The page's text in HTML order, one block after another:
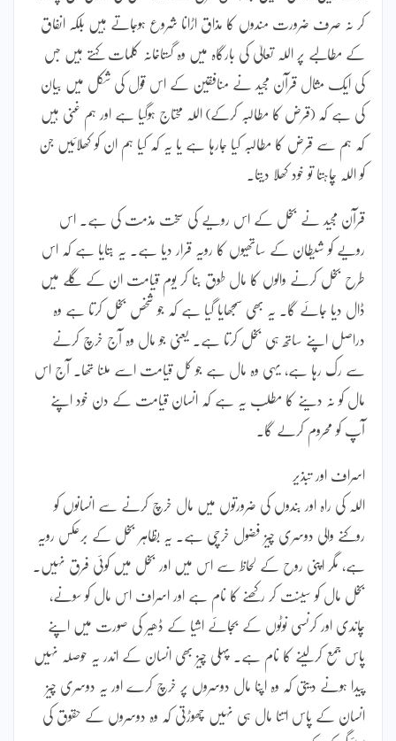
کر نہ صرف ضرورت مندوں کا مذاق اڑانا شروع ہوجاتے ہیں بلکہ انفاق
کے مطالبے پر اللہ تعالیٰ کی بارگاہ میں وہ گستاخانہ کلمات کہتے ہیں جس
کی ایک مثال قرآن مجید نے منافقین کے اس قول کی شکل میں بیان
کی ہے کہ (قرض کا مطالبہ کرکے) اللہ محتاج ہوگیا ہے اور ہم غنی ہیں
کہ ہم سے قرض کا مطالبہ کیا جارہا ہے یا یہ کہ کیا ہم ان کو کھلائیں جن
کو اللہ چاہتا تو خود کھلا دیتا۔
قرآن مجید نے بخل کے اس رویے کی سخت مذمت کی ہے۔ اس
رویے کو شیطان کے ساتھیوں کا رویہ قرار دیا ہے۔ یہ بتایا ہے کہ اس
طرح بخل کرنے والوں کا مال طوق بنا کر یوم قیامت ان کے گلے میں
ڈال دیا جائے گا۔ یہ بھی سمجھایا گیا ہے کہ جو شخص بخل کرتا ہے وہ
دراصل اپنے ساتھ ہی بخل کرتا ہے۔ یعنی جو مال وہ آج خرچ کرنے
سے رک رہا ہے، یہی وہ مال ہے جو کل قیامت اسے ملنا تھا۔ آج اس
مال کو نہ دینے کا مطلب یہ ہے کہ انسان قیامت کے دن خود اپنے
آپ کو محروم کرلے گا۔
اسراف اور تبذیر
اللہ کی راہ اور بندوں کی ضرورتوں میں مال خرچ کرنے سے انسانوں کو
روکنے والی دوسری چیز فضول خرچی ہے۔ یہ بظاہر بخل کے برعکس رویہ
ہے، مگر اپنی روح کے لحاظ سے اس میں اور بخل میں کوئی فرق نہیں۔
بخل مال کو سینت کر رکھنے کا نام ہے اور اسراف اس مال کو سونے،
چاندی اور کرنسی نوٹوں کے بجائے اشیا کے ڈھیر کی صورت میں اپنے
پاس جمع کرلینے کا نام ہے۔ پہلی چیز بھی انسان کے اندر یہ حوصلہ نہیں
پیدا ہونے دیتی کہ وہ اپنا مال دوسروں پر خرچ کرے اور یہ دوسری چیز
انسان کے پاس اتنا مال ہی نہیں چھوڑتی کہ وہ دوسروں کے حقوق کی